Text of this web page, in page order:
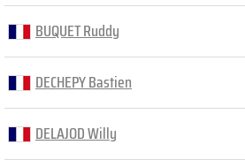
BUQUET Ruddy
DECHEPY Bastien
DELAJOD Willy